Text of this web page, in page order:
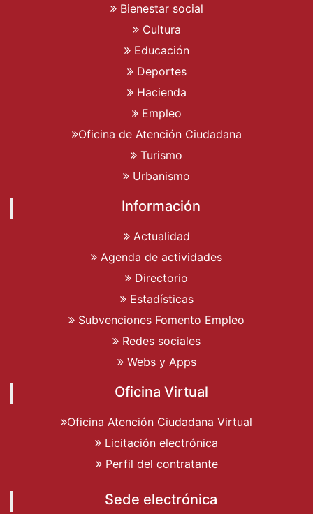
Bienestar social
Cultura
Educación
Deportes
Hacienda
Empleo
Oficina de Atención Ciudadana
Turismo
Urbanismo
Información
Actualidad
Agenda de actividades
Directorio
Estadísticas
Subvenciones Fomento Empleo
Redes sociales
Webs y Apps
Oficina Virtual
Oficina Atención Ciudadana Virtual
Licitación electrónica
Perfil del contratante
Sede electrónica